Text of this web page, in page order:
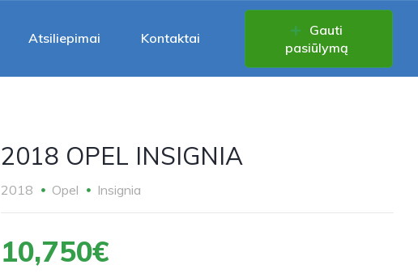
Atsiliepimai Kontaktai
Gauti
pasiūlymą
2018 OPEL INSIGNIA
2018 Opel Insignia
10,750€